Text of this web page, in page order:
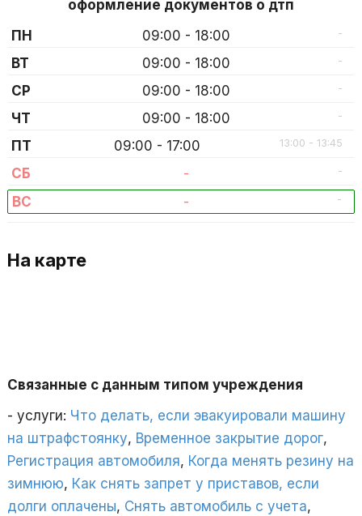
оформление документов о дтп
ПН
09:00 - 18:00 -
ВТ 09:00 - 18:00 -
СР 09:00 - 18:00 -
ЧТ 09:00 - 18:00 -
ПТ 09:00 - 17:00 13:00 - 13:45
СБ - -
ВС - -
На карте
Связанные с данным типом учреждения
- услуги: Что делать, если эвакуировали машину
на штрафстоянку, Временное закрытие дорог,
Регистрация автомобиля, Когда менять резину на
зимнюю, Как снять запрет у приставов, если
долги оплачены, Снять автомобиль с учета,